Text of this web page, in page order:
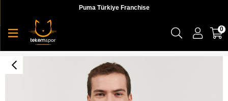
Puma Türkiye Franchise
0